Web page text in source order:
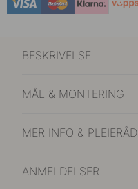
BESKRIVELSE
MÅL & MONTERING
MER INFO & PLEIERÅD
ANMELDELSER